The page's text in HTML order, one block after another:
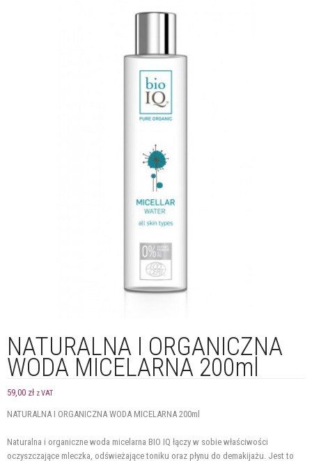
NATURALNA I ORGANICZNA
WODA MICELARNA 200ml
59,00 zł z VAT
NATURALNA I ORGANICZNA WODA MICELARNA 200ml
Naturalna i organiczne woda micelarna BIO IQ łączy w sobie właściwości
oczyszczające mleczka, odświeżające toniku oraz płynu do demakijażu. Jest to